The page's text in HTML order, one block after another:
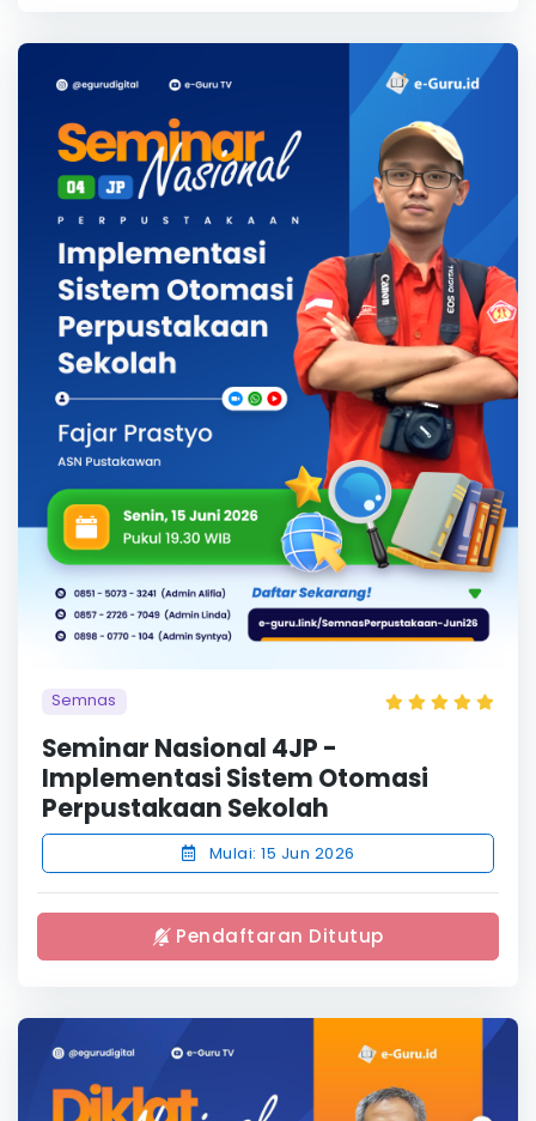
Semnas
Seminar Nasional 4JP -
Implementasi Sistem Otomasi
Perpustakaan Sekolah
Mulai: 15 Jun 2026
Pendaftaran Ditutup